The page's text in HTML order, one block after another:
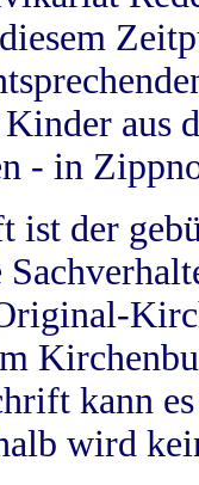
aus
- in
ist der
kann
wird